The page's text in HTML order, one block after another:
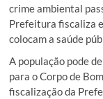
crime ambiental
Prefeitura fiscaliza
colocam a saúde
A população pode
para o Corpo de
fiscalização da